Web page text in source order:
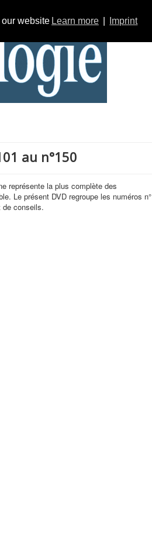
website Learn more Imprint
au n°150
représente la plus complète des
Le présent DVD regroupe les numéros n°
de conseils.